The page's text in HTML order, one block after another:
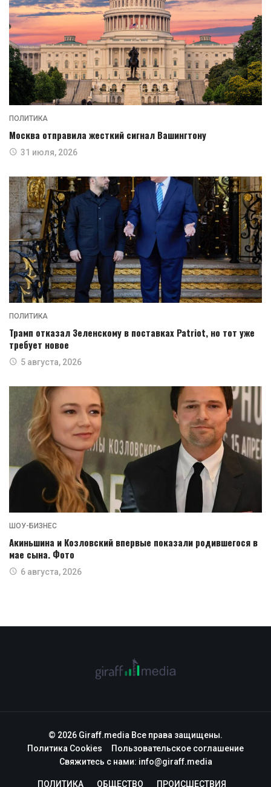
ПОЛИТИКА
Москва отправила жесткий сигнал Вашингтону
31 июля, 2026
ПОЛИТИКА
Трамп отказал Зеленскому в поставках Patriot, но тот уже
требует новое
5 августа, 2026
ШОУ-БИЗНЕС
Акиньшина и Козловский впервые показали родившегося в
мае сына. Фото
6 августа, 2026
© 2026 Giraff.media Все права защищены.
Политика Cookies
Пользовательское соглашение
Свяжитесь с нами: info@giraff.media
ПОЛИТИКА ОБЩЕСТВО ПРОИСШЕСТВИЯ